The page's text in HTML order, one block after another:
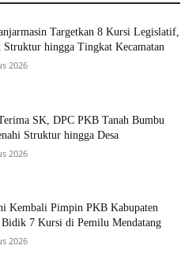
Targetkan 8 Kursi Legislatif,
Struktur hingga Tingkat Kecamatan
2026
SK, DPC PKB Tanah Bumbu
Struktur hingga Desa
2026
Kembali Pimpin PKB Kabupaten
Bidik 7 Kursi di Pemilu Mendatang
2026